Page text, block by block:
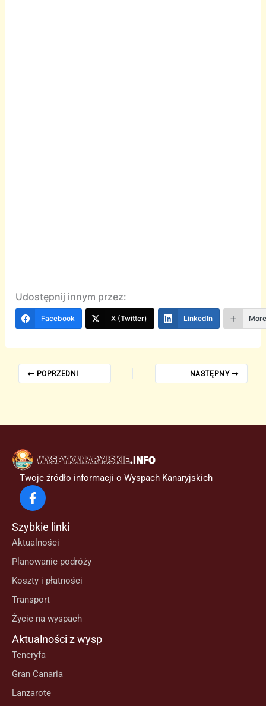
Udostępnij innym przez:
Facebook X (Twitter) LinkedIn
POPRZEDNI NASTĘPNY
Twoje źródło informacji o Wyspach Kanaryjskich
Szybkie linki
Aktualności
Planowanie podróży
Koszty i płatności
Transport
Życie na wyspach
Aktualności z wysp
Teneryfa
Gran Canaria
Lanzarote